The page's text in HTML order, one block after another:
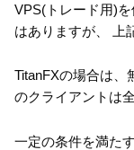
VPS(トレード用)
はありますが、 上
TitanFXの場合は、
のクライアントは
一定の条件を満た